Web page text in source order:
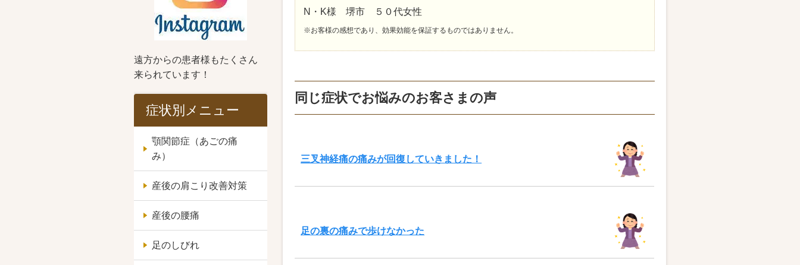
N・K様 堺市 ５０代女性
※お客様の感想であり、効果効能を保証するものではありません。
同じ症状でお悩みのお客さまの声
三叉神経痛の痛みが回復していきました！
足の裏の痛みで歩けなかった
遠方からの患者様もたくさん
来られています！
症状別メニュー
顎関節症（あごの痛
み）
産後の肩こり改善対策
産後の腰痛
足のしびれ